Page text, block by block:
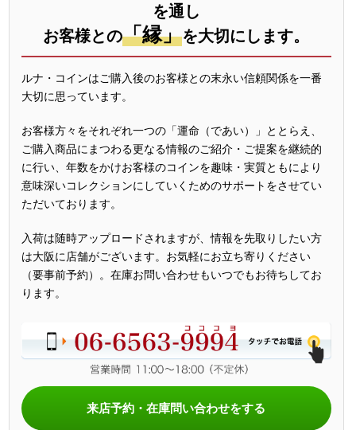
を通し
お客様との「縁」を大切にします。
ルナ・コインはご購入後のお客様との末永い信頼関係を一番
大切に思っています。
お客様方々をそれぞれ一つの「運命（であい）」ととらえ、
ご購入商品にまつわる更なる情報のご紹介・ご提案を継続的
に行い、年数をかけお客様のコインを趣味・実質ともにより
意味深いコレクションにしていくためのサポートをさせてい
ただいております。
入荷は随時アップロードされますが、情報を先取りしたい方
は大阪に店舗がございます。お気軽にお立ち寄りください
（要事前予約）。在庫お問い合わせもいつでもお待ちしてお
ります。
来店予約・在庫問い合わせをする